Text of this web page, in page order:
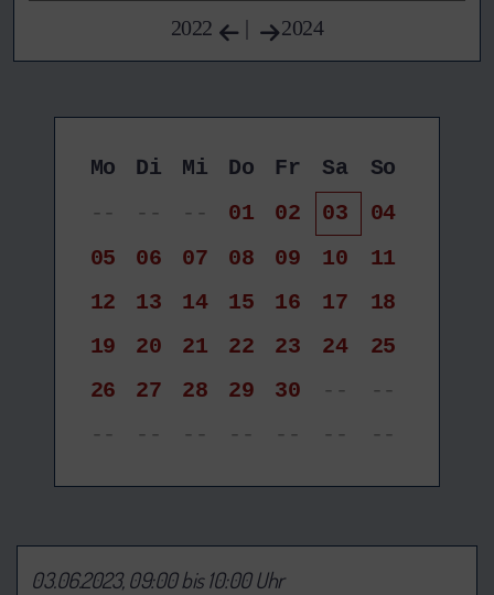
2022 | 2024
Mo Di Mi Do Fr Sa
So
--
-- -- 01 02 03
04
05
06 07 08 09 10
11
12
13 14 15 16 17
18
19
20 21 22 23 24
25
26
27 28 29 30 --
--
--
-- -- -- -- -- --
03.06.2023, 09:00 bis 10:00 Uhr